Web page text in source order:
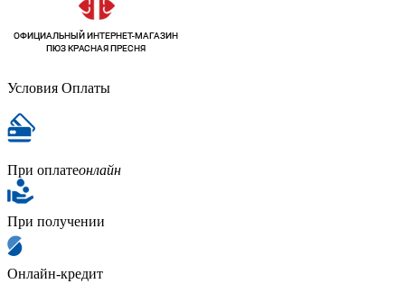
Условия Оплаты
При оплатеонлайн
При получении
Онлайн-кредит